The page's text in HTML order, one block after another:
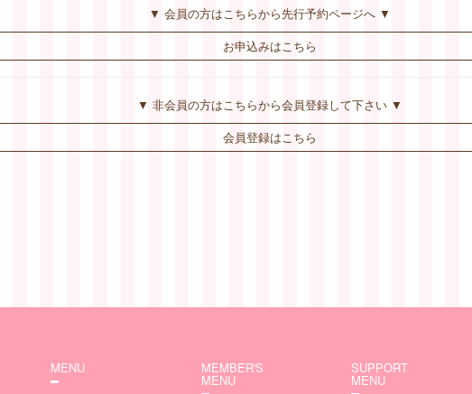
▼ 会員の方はこちらから先行予約ページへ ▼
お申込みはこちら
▼ 非会員の方はこちらから会員登録して下さい ▼
会員登録はこちら
MENU MEMBER'S
MENU
SUPPORT
MENU